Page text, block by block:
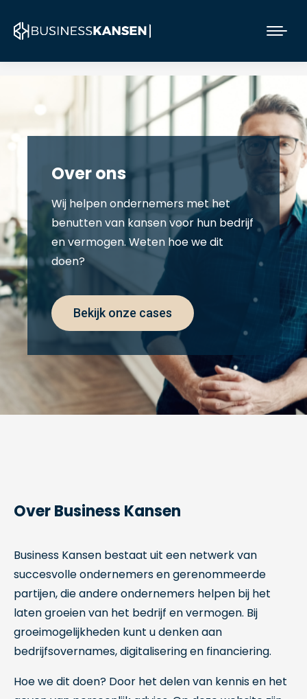
Over ons
Wij helpen ondernemers met het
benutten van kansen voor hun bedrijf
en vermogen. Weten hoe we dit
doen?
Bekijk onze cases
Over Business Kansen
Business Kansen bestaat uit een netwerk van
succesvolle ondernemers en gerenommeerde
partijen, die andere ondernemers helpen bij het
laten groeien van het bedrijf en vermogen. Bij
groeimogelijkheden kunt u denken aan
bedrijfsovernames, digitalisering en financiering.
Hoe we dit doen? Door het delen van kennis en het